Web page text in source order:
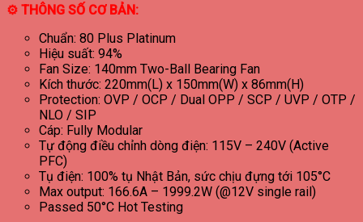
⚙ THÔNG SỐ CƠ BẢN:
Chuẩn: 80 Plus Platinum
Hiệu suất: 94%
Fan Size: 140mm Two-Ball Bearing Fan
Kích thước: 220mm(L) x 150mm(W) x 86mm(H)
Protection: OVP / OCP / Dual OPP / SCP / UVP / OTP /
NLO / SIP
Cáp: Fully Modular
Tự động điều chỉnh dòng điện: 115V – 240V (Active
PFC)
Tụ điện: 100% tụ Nhật Bản, sức chịu đựng tới 105°C
Max output: 166.6A – 1999.2W (@12V single rail)
Passed 50°C Hot Testing